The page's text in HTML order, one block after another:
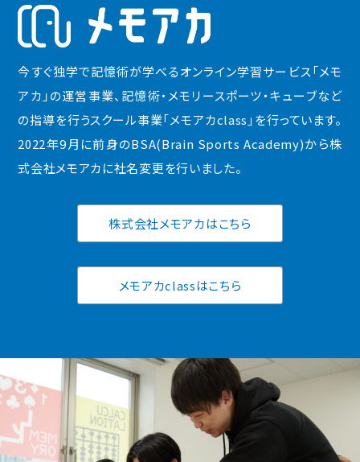
今すぐ独学で記憶術が学べるオンライン学習サービス「メモ
アカ」の運営事業、記憶術・メモリースポーツ・キューブなど
の指導を行うスクール事業「メモアカclass」を行っています。
2022年9月に前身のBSA(Brain Sports Academy)から株
式会社メモアカに社名変更を行いました。
株式会社メモアカはこちら
メモアカclassはこちら